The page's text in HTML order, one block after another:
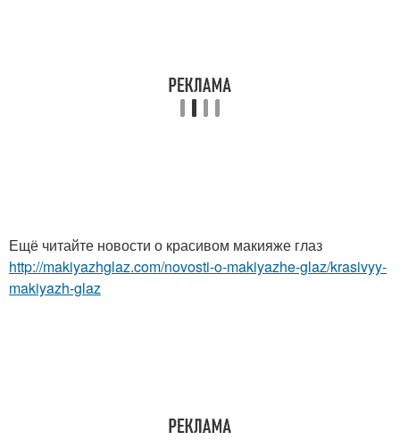
Ещё читайте новости о красивом макияже глаз
http://makiyazhglaz.com/novosti-o-makiyazhe-glaz/krasivyy-
makiyazh-glaz